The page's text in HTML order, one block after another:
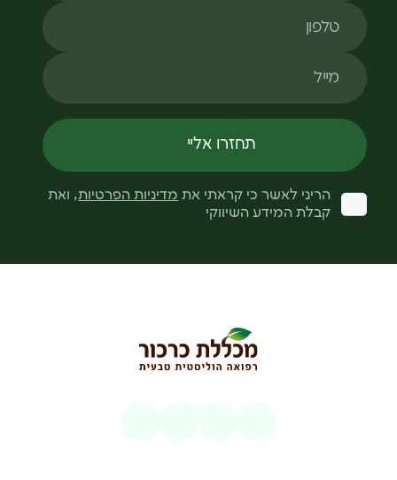
טלפון
מייל
תחזרו אליי
הריני לאשר כי קראתי את מדיניות הפרטיות, ואת
קבלת המידע השיווקי